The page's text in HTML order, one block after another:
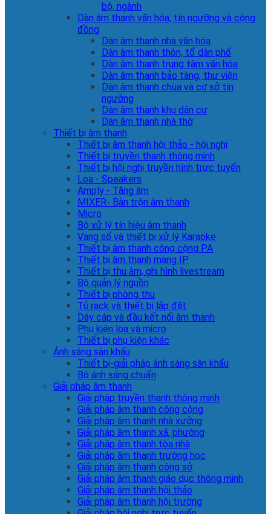
bộ, ngành
Dàn âm thanh văn hóa, tín ngưỡng và cộng
đồng
Dàn âm thanh nhà văn hóa
Dàn âm thanh thôn, tổ dân phố
Dàn âm thanh trung tâm văn hóa
Dàn âm thanh bảo tàng, thư viện
Dàn âm thanh chùa và cơ sở tín
ngưỡng
Dàn âm thanh khu dân cư
Dàn âm thanh nhà thờ
Thiết bị âm thanh
Thiết bị âm thanh hội thảo - hội nghị
Thiết bị truyền thanh thông minh
Thiết bị hội nghị truyền hình trực tuyến
Loa - Speakers
Amply - Tăng âm
MIXER- Bàn trộn âm thanh
Micro
Bộ xử lý tín hiệu âm thanh
Vang số và thiết bị xử lý Karaoke
Thiết bị âm thanh công cộng PA
Thiết bị âm thanh mạng IP
Thiết bị thu âm, ghi hình livestream
Bộ quản lý nguồn
Thiết bị phòng thu
Tủ rack và thiết bị lắp đặt
Dây cáp và đầu kết nối âm thanh
Phụ kiện loa và micro
Thiết bị phụ kiện khác
Ánh sáng sân khấu
Thiết bị-giải pháp ánh sáng sân khấu
Bộ ánh sáng chuẩn
Giải pháp âm thanh
Giải pháp truyền thanh thông minh
Giải pháp âm thanh công cộng
Giải pháp âm thanh nhà xưởng
Giải pháp âm thanh xã, phường
Giải pháp âm thanh tòa nhà
Giải pháp âm thanh trường học
Giải pháp âm thanh công sở
Giải pháp âm thanh giáo dục thông minh
Giải pháp âm thanh hội thảo
Giải pháp âm thanh hội trường